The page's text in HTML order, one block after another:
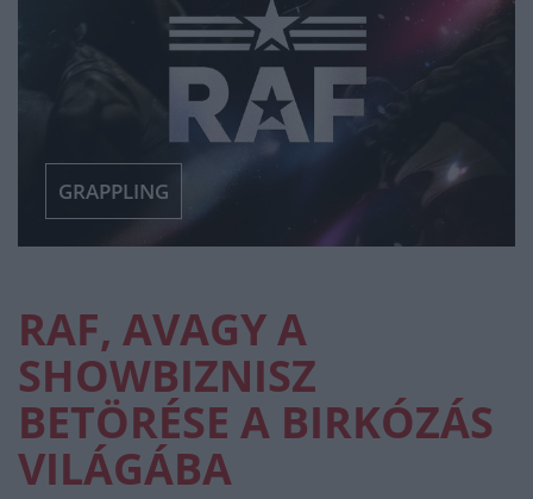
GRAPPLING
RAF, AVAGY A
SHOWBIZNISZ
BETÖRÉSE A BIRKÓZÁS
VILÁGÁBA